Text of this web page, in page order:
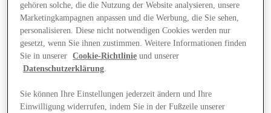
gehören solche, die die Nutzung der Website analysieren, unsere
Marketingkampagnen anpassen und die Werbung, die Sie sehen,
personalisieren. Diese nicht notwendigen Cookies werden nur
gesetzt, wenn Sie ihnen zustimmen. Weitere Informationen finden
Sie in unserer
Cookie-Richtlinie und unserer
Datenschutzerklärung.
Sie können Ihre Einstellungen jederzeit ändern und Ihre
Einwilligung widerrufen, indem Sie in der Fußzeile unserer